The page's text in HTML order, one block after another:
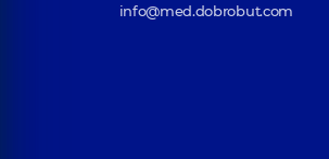
info@med.dobrobut.com